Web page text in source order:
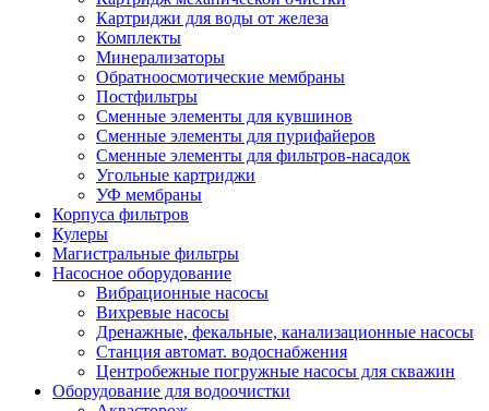
Картриджи для воды от железа
Комплекты
Минерализаторы
Обратноосмотические мембраны
Постфильтры
Сменные элементы для кувшинов
Сменные элементы для пурифайеров
Сменные элементы для фильтров-насадок
Угольные картриджи
УФ мембраны
Корпуса фильтров
Кулеры
Магистральные фильтры
Насосное оборудование
Вибрационные насосы
Вихревые насосы
Дренажные, фекальные, канализационные насосы
Станция автомат. водоснабжения
Центробежные погружные насосы для скважин
Оборудование для водоочистки